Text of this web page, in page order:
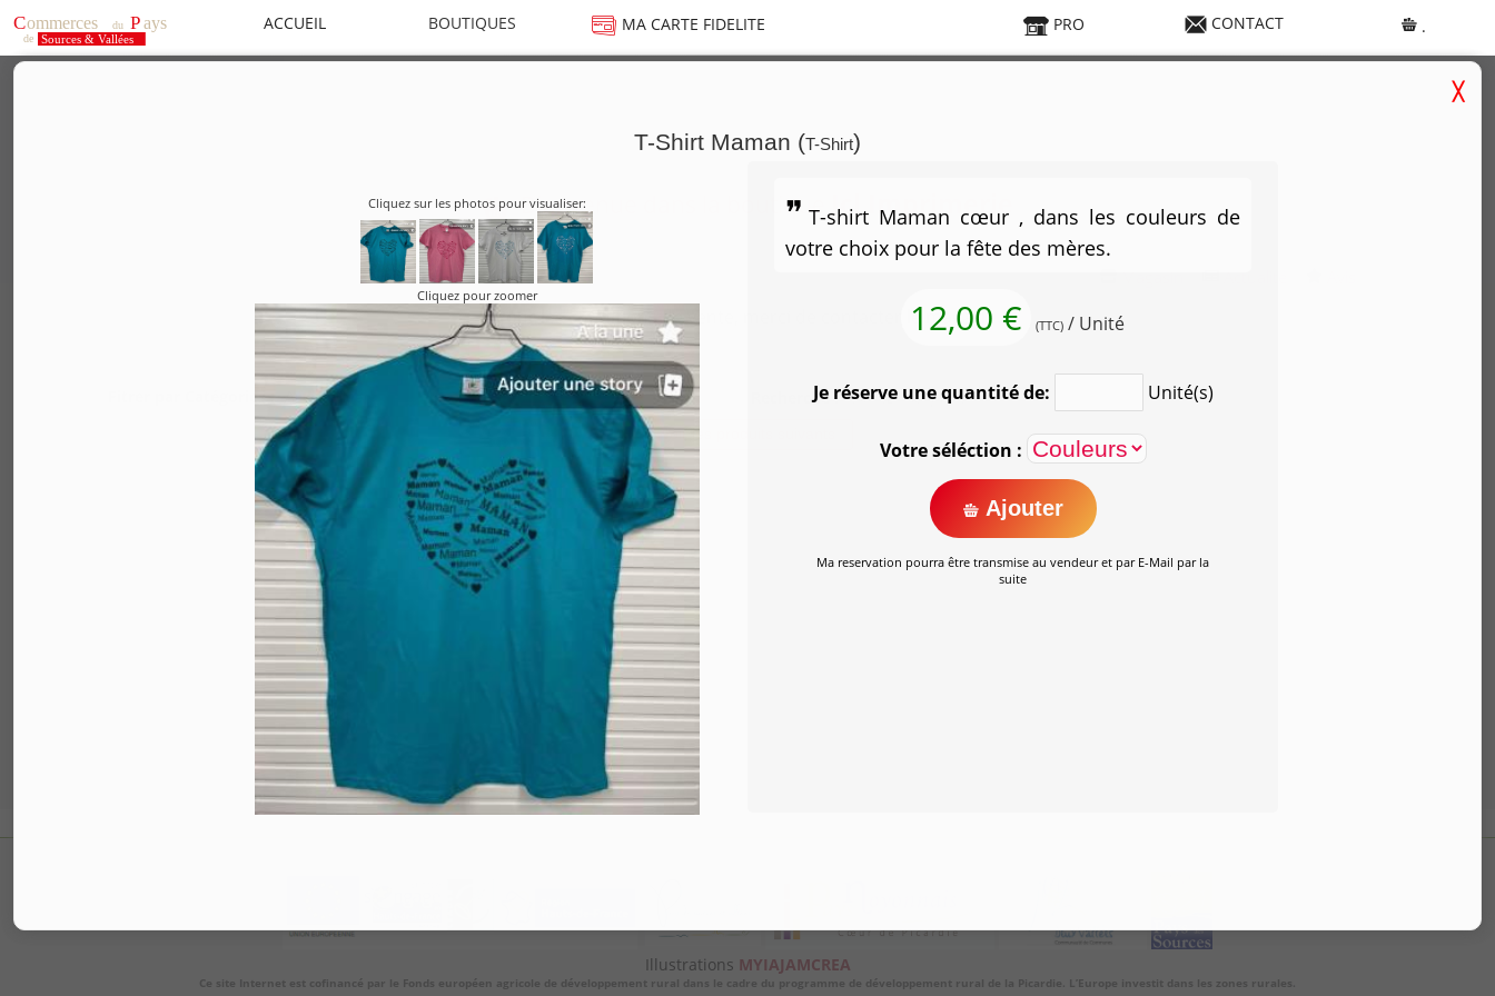
ACCUEIL BOUTIQUES MA CARTE FIDELITE PRO CONTACT .
Bienvenue dans la boutique Jcl Imprimerie
Pour les conditions de vente, merci de contacter le magasin.
Fitrer par Catégories : Recherche :
T-Shirt Maman (T-Shirt)
Cliquez sur les photos pour visualiser:
Cliquez pour zoomer
T-shirt Maman cœur , dans les couleurs de
votre choix pour la fête des mères.
12,00 € (TTC) / Unité
Je réserve une quantité de: Unité(s)
Votre séléction :
Ajouter
Ma reservation pourra être transmise au vendeur et par E-Mail par la
suite
Voir les produits suivants
Illustrations MYIAJAMCREA
Ce site Internet est cofinancé par le Fonds européen agricole de développement rural dans le cadre du programme de développement rural de la Picardie. L’Europe investit dans les zones rurales.